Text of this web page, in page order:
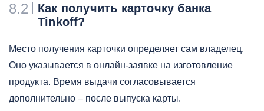
8.2
Как получить карточку банка
Tinkoff?
Место получения карточки определяет сам владелец.
Оно указывается в онлайн-заявке на изготовление
продукта. Время выдачи согласовывается
дополнительно – после выпуска карты.